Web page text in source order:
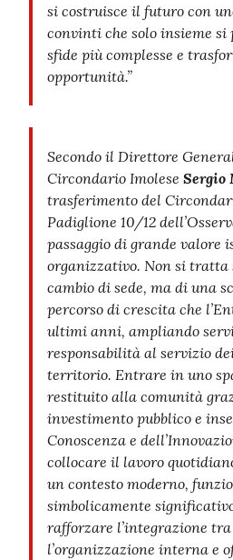
si costruisce il futuro con
convinti che solo insieme si
sfide più complesse e
opportunità.”
Secondo il Direttore
Circondario Imolese Sergio
trasferimento del
Padiglione 10/12
passaggio di grande valore
organizzativo. Non si
cambio di sede, ma di una
percorso di crescita che
ultimi anni, ampliando
responsabilità al servizio
territorio. Entrare in uno
restituito alla comunità
investimento pubblico e
Conoscenza e
collocare il lavoro
un contesto moderno,
simbolicamente
rafforzare l’integrazione
l’organizzazione interna e